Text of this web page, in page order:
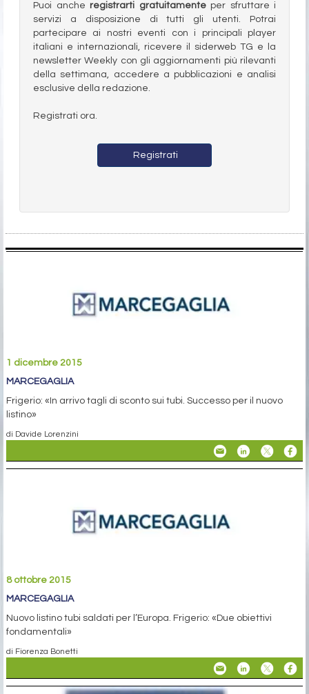
Puoi anche registrarti gratuitamenteper sfruttare i
servizi a disposizione di tutti gli utenti. Potrai
partecipare ai nostri eventi con i principali player
italiani e internazionali, ricevere il siderweb TG e la
newsletter Weekly con gli aggiornamenti più rilevanti
della settimana, accedere a pubblicazioni e analisi
esclusive della redazione.
Registrati ora.
Registrati
1 dicembre 2015
MARCEGAGLIA
Frigerio: «In arrivo tagli di sconto sui tubi. Successo per il nuovo
listino»
di Davide Lorenzini
8 ottobre 2015
MARCEGAGLIA
Nuovo listino tubi saldati per l’Europa. Frigerio: «Due obiettivi
fondamentali»
di Fiorenza Bonetti